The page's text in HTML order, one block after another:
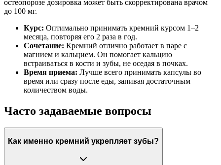
остеопорозе дозировка может быть скорректирована врачом
до 100 мг.
Курс: Оптимально принимать кремний курсом 1–2
месяца, повторяя его 2 раза в год.
Сочетание: Кремний отлично работает в паре с
магнием и кальцием. Он помогает кальцию
встраиваться в кости и зубы, не оседая в почках.
Время приема: Лучше всего принимать капсулы во
время или сразу после еды, запивая достаточным
количеством воды.
Часто задаваемые вопросы
Как именно кремний укрепляет зубы?